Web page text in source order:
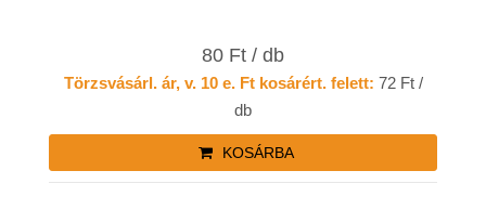
80 Ft / db
Törzsvásárl. ár, v. 10 e. Ft kosárért. felett: 72 Ft /
db
KOSÁRBA